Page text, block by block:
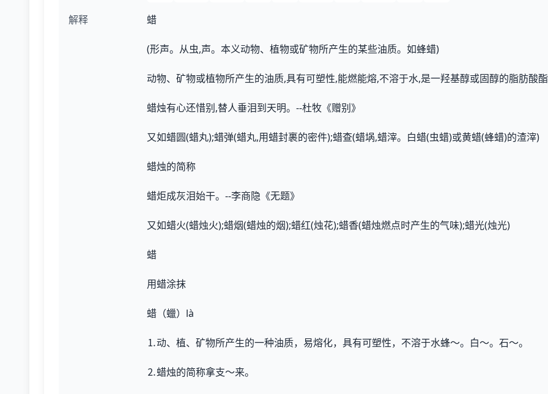
解释 蜡
(形声。从虫,声。本义动物、植物或矿物所产生的某些油质。如蜂蜡)
动物、矿物或植物所产生的油质,具有可塑性,能燃能熔,不溶于水,是一羟基醇或固醇的脂肪酸酯
蜡烛有心还惜别,替人垂泪到天明。--杜牧《赠别》
又如蜡圆(蜡丸);蜡弹(蜡丸,用蜡封裹的密件);蜡查(蜡埚,蜡滓。白蜡(虫蜡)或黄蜡(蜂蜡)的渣滓)
蜡烛的简称
蜡炬成灰泪始干。--李商隐《无题》
又如蜡火(蜡烛火);蜡烟(蜡烛的烟);蜡红(烛花);蜡香(蜡烛燃点时产生的气味);蜡光(烛光)
蜡
用蜡涂抹
蜡（蠟）là
⒈动、植、矿物所产生的一种油质，易熔化，具有可塑性，不溶于水蜂～。白～。石～。
⒉蜡烛的简称拿支～来。